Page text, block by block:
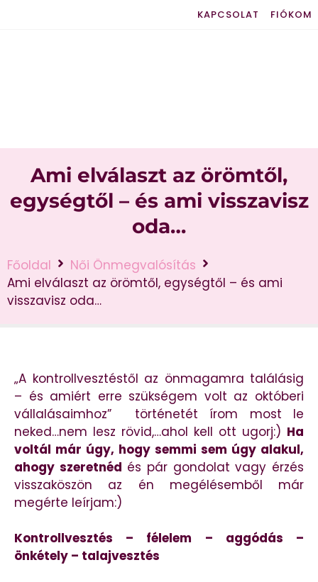
KAPCSOLAT FIÓKOM
Ami elválaszt az örömtől,
egységtől – és ami visszavisz
oda…
Főoldal
Női Önmegvalósítás
Ami elválaszt az örömtől, egységtől – és ami
visszavisz oda…
„A kontrollvesztéstől az önmagamra találásig
– és amiért erre szükségem volt az októberi
vállalásaimhoz” történetét írom most le
neked…nem lesz rövid,…ahol kell ott ugorj:) Ha
voltál már úgy, hogy semmi sem úgy alakul,
ahogy szeretnéd és pár gondolat vagy érzés
visszaköszön az én megélésemből már
megérte leírjam:)
Kontrollvesztés – félelem – aggódás –
önkétely – talajvesztés